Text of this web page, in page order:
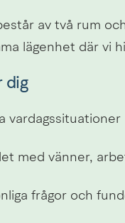
av två rum
lägenhet där vi
dig
vardagssituationer
med vänner,
frågor och